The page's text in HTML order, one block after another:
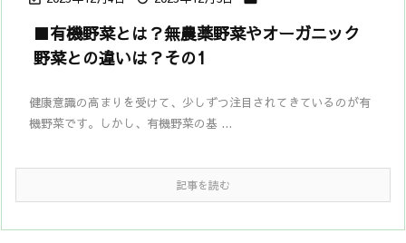
■有機野菜とは？無農薬野菜やオーガニック
野菜との違いは？その1
健康意識の高まりを受けて、少しずつ注目されてきているのが有
機野菜です。しかし、有機野菜の基 ...
記事を読む